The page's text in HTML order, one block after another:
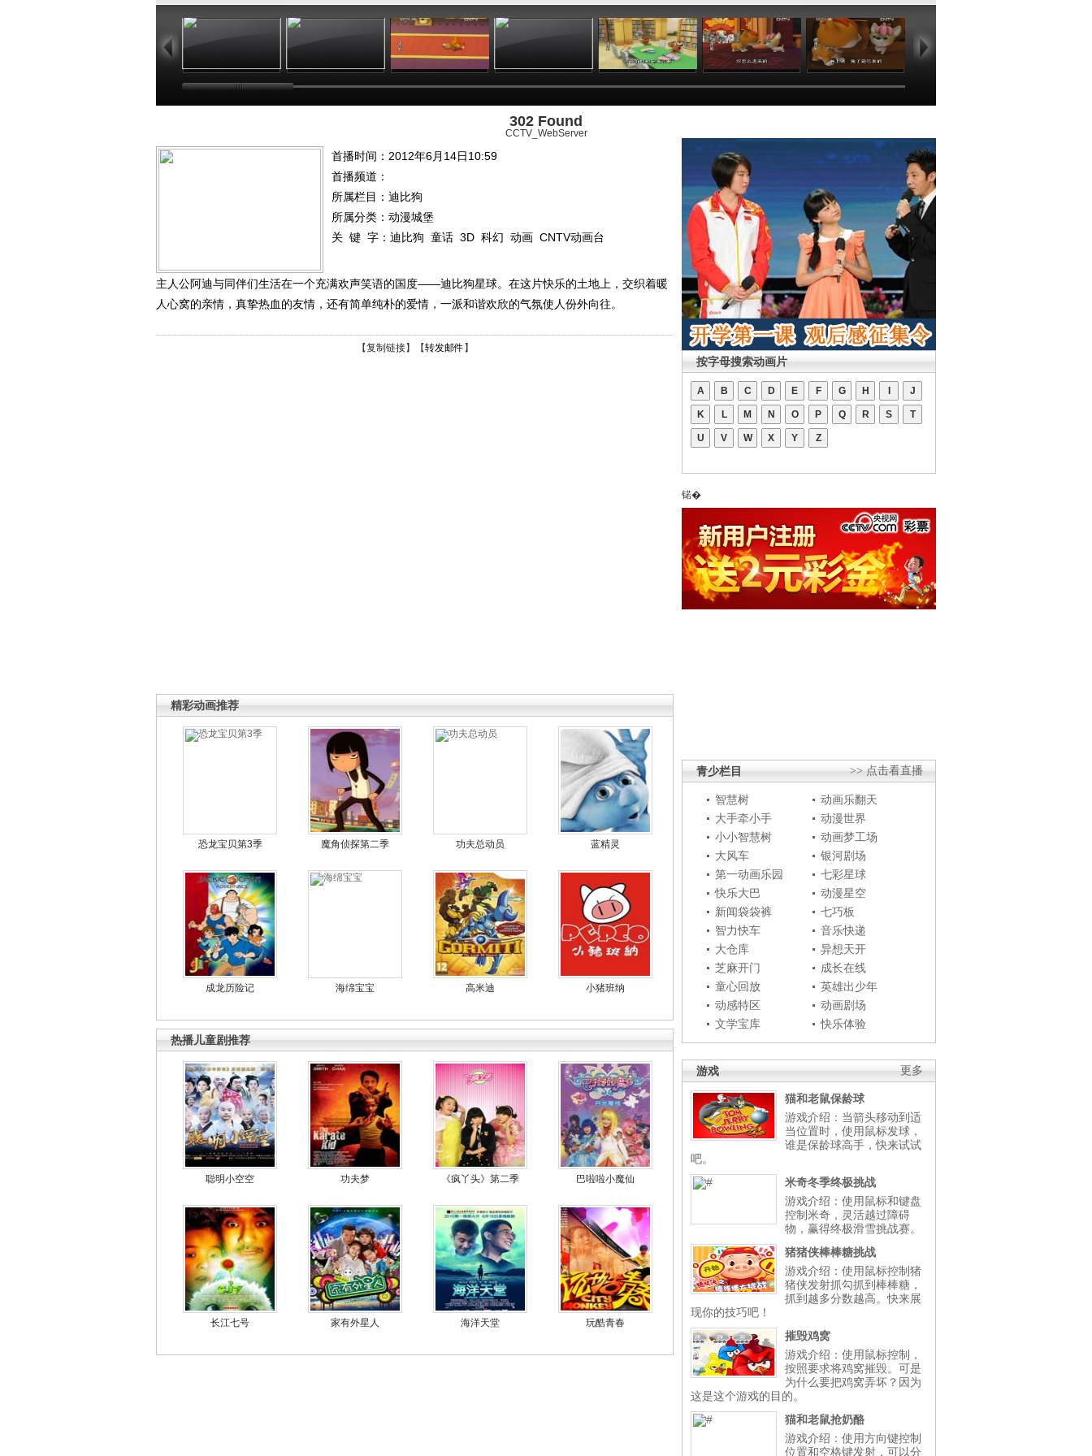
23:07 21:53 22:57 22:01 23:26 18:35 22:54
302 Found
CCTV_WebServer
首播时间：2012年6月14日10:59
首播频道：
所属栏目： 迪比狗
所属分类：动漫城堡
关 键 字： 迪比狗 童话 3D 科幻 动画 CNTV动画台
主人公阿迪与同伴们生活在一个充满欢声笑语的国度——迪比狗星球。在这片快乐的土地上，交织着暖
人心窝的亲情，真挚热血的友情，还有简单纯朴的爱情，一派和谐欢欣的气氛使人份外向往。
【复制链接】【转发邮件 】
精彩动画推荐
恐龙宝贝第3季 魔角侦探第二季 功夫总动员 蓝精灵
成龙历险记 海绵宝宝 高米迪 小猪班纳
热播儿童剧推荐
聪明小空空 功夫梦 《疯丫头》第二季 巴啦啦小魔仙
长江七号 家有外星人 海洋天堂 玩酷青春
按字母搜索动画片
A B C D E F G H J
K L M N O P Q R S T
U V W X Y Z
锘�
>> 点击看直播
青少栏目
智慧树
动画乐翻天
大手牵小手
动漫世界
小小智慧树
动画梦工场
大风车
银河剧场
第一动画乐园
七彩星球
快乐大巴
动漫星空
新闻袋袋裤
七巧板
智力快车
音乐快递
大仓库
异想天开
芝麻开门
成长在线
童心回放
英雄出少年
动感特区
动画剧场
文学宝库
快乐体验
更多
游戏
猫和老鼠保龄球
游戏介绍：当箭头移动到适
当位置时，使用鼠标发球，
谁是保龄球高手，快来试试
吧。
米奇冬季终极挑战
游戏介绍：使用鼠标和键盘
控制米奇，灵活越过障碍
物，赢得终极滑雪挑战赛。
猪猪侠棒棒糖挑战
游戏介绍：使用鼠标控制猪
猪侠发射抓勾抓到棒棒糖，
抓到越多分数越高。快来展
现你的技巧吧！
摧毁鸡窝
游戏介绍：使用鼠标控制，
按照要求将鸡窝摧毁。可是
为什么要把鸡窝弄坏？因为
这是这个游戏的目的。
猫和老鼠抢奶酪
游戏介绍：使用方向键控制
位置和空格键发射，可以分